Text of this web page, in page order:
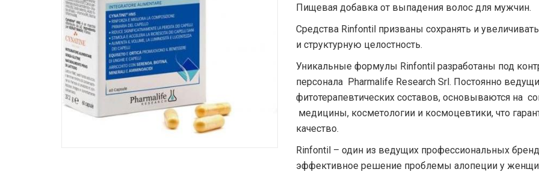
Пищевая добавка от выпадения волос для мужчин.
Средства Rinfontil призваны сохранять и
и структурную целостность.
Уникальные формулы Rinfontil разработаны под
персонала Pharmalife Research Srl. Постоянно
фитотерапевтических составов, основываются на
медицины, косметологии и космоцевтики, что
качество.
Rinfontil – один из ведущих профессиональных
эффективное решение проблемы алопеции у